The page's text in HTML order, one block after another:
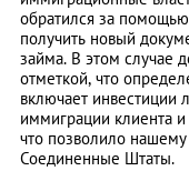
обратился за
получить новый
займа. В этом случае
отметкой, что
включает инвестиции
иммиграции клиента
что позволило
Соединенные Штаты.